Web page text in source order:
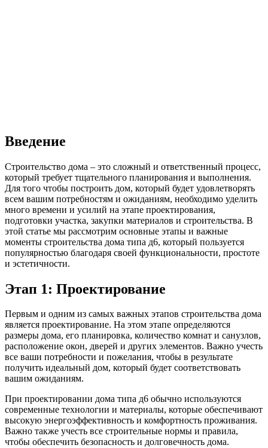
Введение
Строительство дома – это сложный и ответственный процесс,
который требует тщательного планирования и выполнения.
Для того чтобы построить дом, который будет удовлетворять
всем вашим потребностям и ожиданиям, необходимо уделить
много времени и усилий на этапе проектирования,
подготовки участка, закупки материалов и строительства. В
этой статье мы рассмотрим основные этапы и важные
моменты строительства дома типа д6, который пользуется
популярностью благодаря своей функциональности, простоте
и эстетичности.
Этап 1: Проектирование
Первым и одним из самых важных этапов строительства дома
является проектирование. На этом этапе определяются
размеры дома, его планировка, количество комнат и санузлов,
расположение окон, дверей и других элементов. Важно учесть
все ваши потребности и пожелания, чтобы в результате
получить идеальный дом, который будет соответствовать
вашим ожиданиям.
При проектировании дома типа д6 обычно используются
современные технологии и материалы, которые обеспечивают
высокую энергоэффективность и комфортность проживания.
Важно также учесть все строительные нормы и правила,
чтобы обеспечить безопасность и долговечность дома.